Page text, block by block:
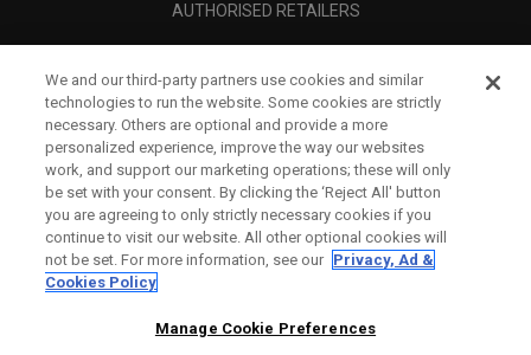
AUTHORISED RETAILERS
UNTERNEHMENSPROFIL
RECHTLICHES-
We and our third-party partners use cookies and similar
technologies to run the website. Some cookies are strictly
necessary. Others are optional and provide a more
personalized experience, improve the way our websites
work, and support our marketing operations; these will only
be set with your consent. By clicking the ‘Reject All' button
you are agreeing to only strictly necessary cookies if you
continue to visit our website. All other optional cookies will
not be set. For more information, see our Privacy, Ad &
Cookies Policy
Manage Cookie Preferences